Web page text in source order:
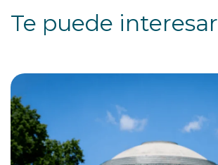
Te puede interesar